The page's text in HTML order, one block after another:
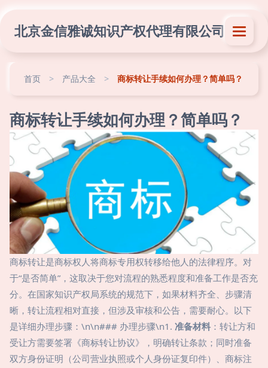
北京金信雅诚知识产权代理有限公司
首页 > 产品大全 > 商标转让手续如何办理？简单吗？
商标转让手续如何办理？简单吗？
商标转让是商标权人将商标专用权转移给他人的法律程序。对
于“是否简单”，这取决于您对流程的熟悉程度和准备工作是否充
分。在国家知识产权局系统的规范下，如果材料齐全、步骤清
晰，转让流程相对直接，但涉及审核和公告，需要耐心。以下
是详细办理步骤：\n\n### 办理步骤\n1. 准备材料 ：转让方和
受让方需要签署《商标转让协议》，明确转让条款；同时准备
双方身份证明（公司营业执照或个人身份证复印件）、商标注